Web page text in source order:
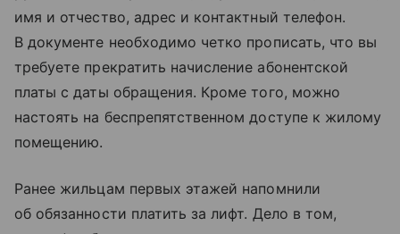
имя и отчество, адрес и контактный телефон.
В документе необходимо четко прописать, что вы
требуете прекратить начисление абонентской
платы с даты обращения. Кроме того, можно
настоять на беспрепятственном доступе к жилому
помещению.
Ранее жильцам первых этажей напомнили
об обязанности платить за лифт. Дело в том,